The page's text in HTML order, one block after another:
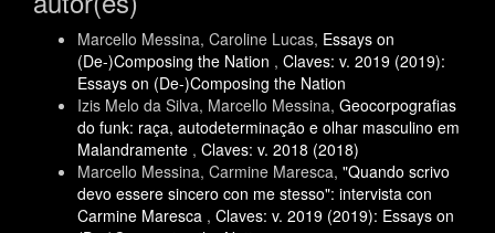
Marcello Messina, Caroline Lucas, Essays on
(De-)Composing the Nation , Claves: v. 2019 (2019):
Essays on (De-)Composing the Nation
Izis Melo da Silva, Marcello Messina, Geocorpografias
do funk: raça, autodeterminação e olhar masculino em
Malandramente , Claves: v. 2018 (2018)
Marcello Messina, Carmine Maresca, "Quando scrivo
devo essere sincero con me stesso": intervista con
Carmine Maresca , Claves: v. 2019 (2019): Essays on